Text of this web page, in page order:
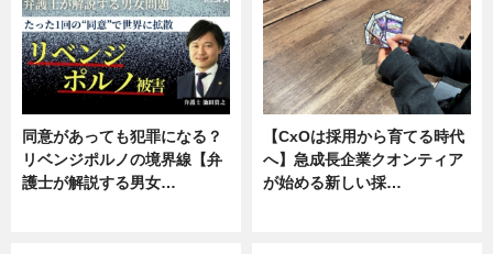
同意があっても犯罪になる？
リベンジポルノの境界線【弁
護士が解説する男女…
【CxOは採用から育てる時代
へ】急成長企業クオンティア
が始める新しい採…